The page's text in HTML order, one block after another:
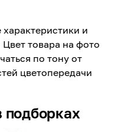
и
товара на фото
по тону от
цветопередачи
подборках